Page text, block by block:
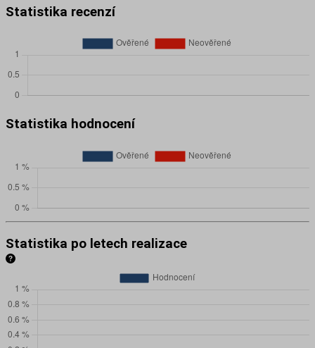
Statistika recenzí
Statistika hodnocení
Statistika po letech realizace